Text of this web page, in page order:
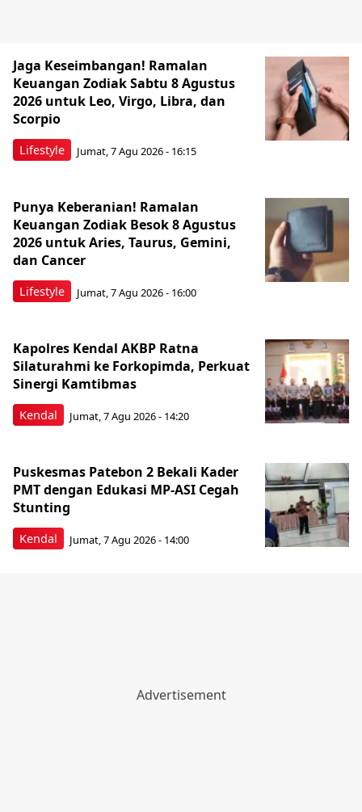
Lifestyle
Jaga Keseimbangan! Ramalan
Keuangan Zodiak Sabtu 8 Agustus
2026 untuk Leo, Virgo, Libra, dan
Scorpio
Jumat, 7 Agu 2026 - 16:15
Lifestyle
Punya Keberanian! Ramalan
Keuangan Zodiak Besok 8 Agustus
2026 untuk Aries, Taurus, Gemini,
dan Cancer
Jumat, 7 Agu 2026 - 16:00
Kendal
Kapolres Kendal AKBP Ratna
Silaturahmi ke Forkopimda, Perkuat
Sinergi Kamtibmas
Jumat, 7 Agu 2026 - 14:20
Kendal
Puskesmas Patebon 2 Bekali Kader
PMT dengan Edukasi MP-ASI Cegah
Stunting
Jumat, 7 Agu 2026 - 14:00